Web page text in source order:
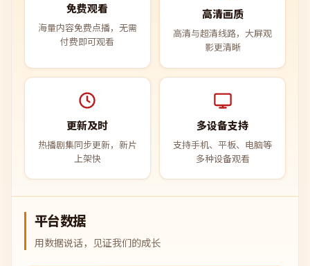
免费观看
海量内容免费点播，无需
付费即可观看
高清画质
高清与超清线路，大屏观
影更清晰
更新及时
热播剧集同步更新，新片
上架快
多设备支持
支持手机、平板、电脑等
多种设备观看
平台数据
用数据说话，见证我们的成长